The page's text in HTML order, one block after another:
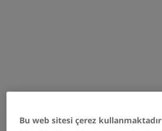
Paylaş
Bu web sitesi çerez kullanmaktadır